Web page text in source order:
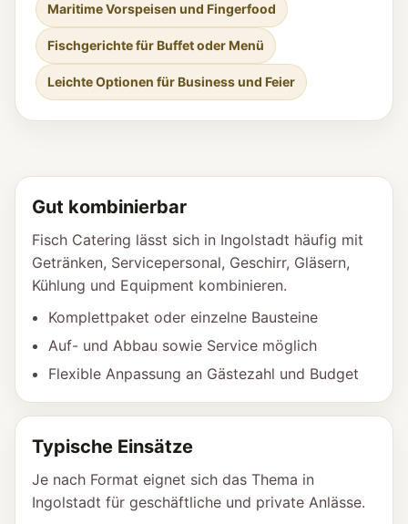
Maritime Vorspeisen und Fingerfood
Fischgerichte für Buffet oder Menü
Leichte Optionen für Business und Feier
Gut kombinierbar
Fisch Catering lässt sich in Ingolstadt häufig mit
Getränken, Servicepersonal, Geschirr, Gläsern,
Kühlung und Equipment kombinieren.
Komplettpaket oder einzelne Bausteine
Auf- und Abbau sowie Service möglich
Flexible Anpassung an Gästezahl und Budget
Typische Einsätze
Je nach Format eignet sich das Thema in
Ingolstadt für geschäftliche und private Anlässe.